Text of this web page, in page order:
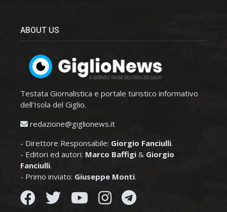
ABOUT US
Testata Giornalistica e portale turistico informativo
dell'Isola del Giglio.
redazione@giglionews.it
- Direttore Responsabile: Giorgio Fanciulli.
- Editori ed autori: Marco Baffigi & Giorgio
Fanciulli.
- Primo inviato: Giuseppe Monti.